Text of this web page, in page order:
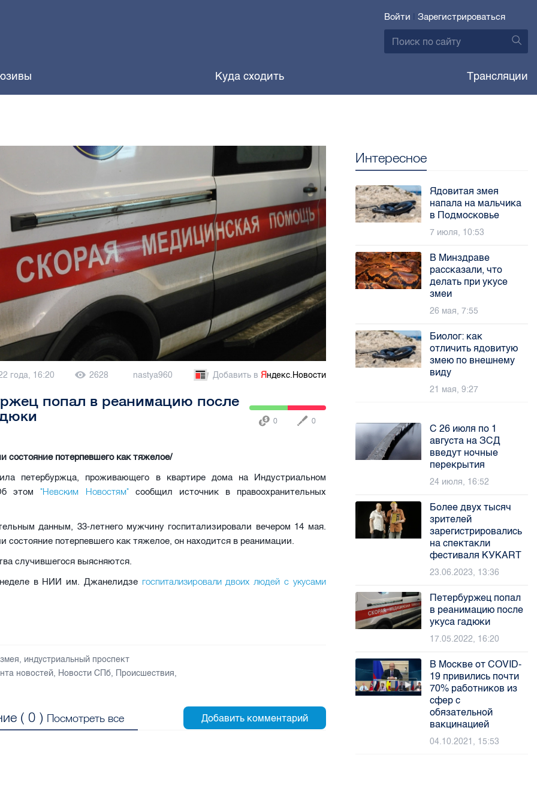
Войти | Зарегистрироваться
Куда сходить Трансляции
года, 16:20 2628 nastya960 Добавить в Яндекс.Новости
попал в реанимацию после
0 0
состояние потерпевшего как тяжелое/
петербуржца, проживающего в квартире дома на Индустриальном
этом
"Невским Новостям"сообщил источник в правоохранительных
данным, 33-летнего мужчину госпитализировали вечером 14 мая.
состояние потерпевшего как тяжелое, он находится в реанимации.
случившегося выясняются.
в НИИ им. Джанелидзе госпитализировали двоих людей с укусами
змея, индустриальный проспект
новостей, Новости СПб, Происшествия,
(0 ) Посмотреть все
Интересное
Ядовитая змея
напала на мальчика
в Подмосковье
7 июля, 10:53
В Минздраве
рассказали, что
делать при укусе
змеи
26 мая, 7:55
Биолог: как
отличить ядовитую
змею по внешнему
виду
21 мая, 9:27
С 26 июля по 1
августа на ЗСД
введут ночные
перекрытия
24 июля, 16:52
Более двух тысяч
зрителей
зарегистрировались
на спектакли
фестиваля КУКART
23.06.2023, 13:36
Петербуржец попал
в реанимацию после
укуса гадюки
17.05.2022, 16:20
В Москве от COVID-
19 привились почти
70% работников из
сфер с
обязательной
вакцинацией
04.10.2021, 15:53